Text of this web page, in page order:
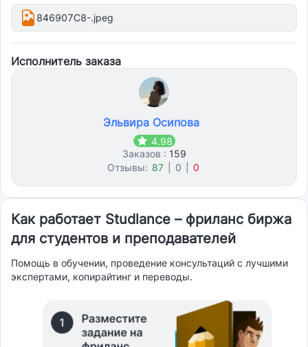
846907C8-.jpeg
Исполнитель заказа
Эльвира Осипова
4.98
Заказов : 159
Отзывы: 87 0 0
Как работает Studlance – фриланс биржа
для студентов и преподавателей
Помощь в обучении, проведение консультаций с лучшими
экспертами, копирайтинг и переводы.